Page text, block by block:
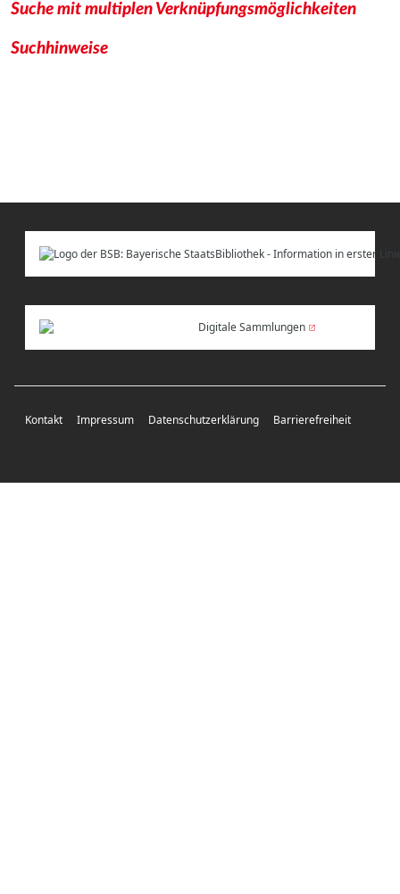
Suche mit multiplen Verknüpfungsmöglichkeiten
Suchhinweise
Digitale Sammlungen
Kontakt Impressum Datenschutzerklärung Barrierefreiheit